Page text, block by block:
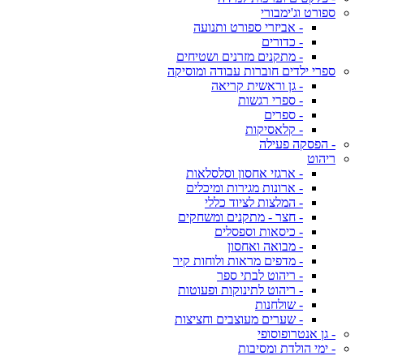
ספורט וג'ימבורי
- אביזרי ספורט ותנועה
- כדורים
- מתקנים מזרנים ושטיחים
ספרי ילדים חוברות עבודה ומוסיקה
- גן וראשית קריאה
- ספרי רגשות
- ספרים
- קלאסיקות
- הפסקה פעילה
ריהוט
- ארגזי אחסון וסלסלאות
- ארונות מגירות ומיכלים
- המלצות לציוד כללי
- חצר - מתקנים ומשחקים
- כיסאות וספסלים
- מבואה ואחסון
- מדפים מראות ולוחות קיר
- ריהוט לבתי ספר
- ריהוט לתינוקות ופעוטות
- שולחנות
- שערים מעוצבים וחציצות
- גן אנטרופוסופי
- ימי הולדת ומסיבות